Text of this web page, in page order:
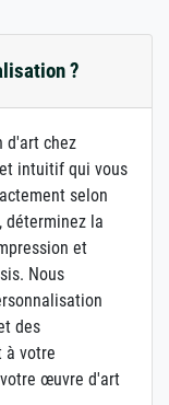
?
d'art chez
intuitif qui vous
selon
déterminez la
et
Nous
des
à votre
œuvre d'art